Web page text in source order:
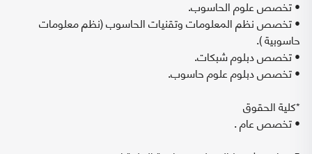
• تخصص علوم الحاسوب.
• تخصص نظم المعلومات وتقنيات الحاسوب (نظم معلومات
حاسوبية ).
• تخصص دبلوم شبكات.
• تخصص دبلوم علوم حاسوب.
*كلية الحقوق
• تخصص عام .